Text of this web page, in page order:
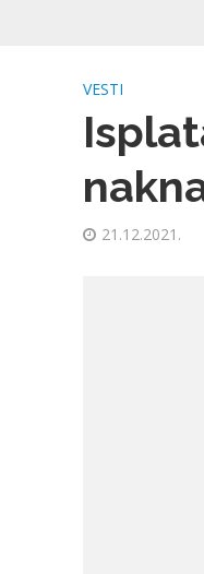
VESTI
21.12.2021.